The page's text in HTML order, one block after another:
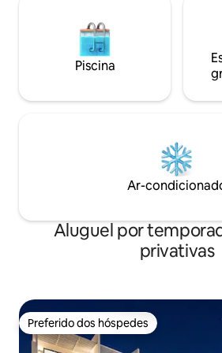
Piscina
Ar-
Aluguel por
privativas
Preferido dos hóspedes
Preferido dos hóspedes